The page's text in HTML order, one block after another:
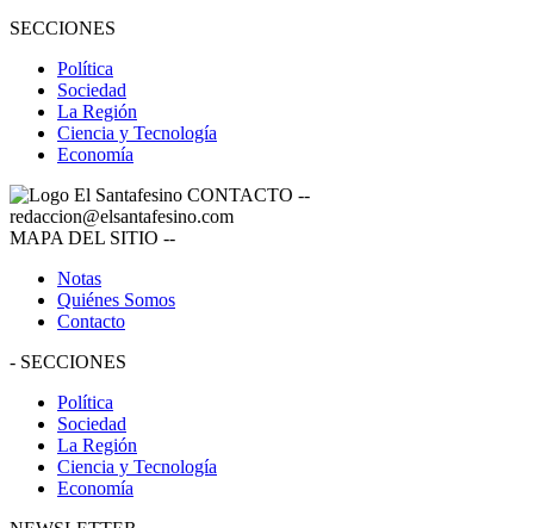
SECCIONES
Política
Sociedad
La Región
Ciencia y Tecnología
Economía
CONTACTO --
redaccion@elsantafesino.com
MAPA DEL SITIO --
Notas
Quiénes Somos
Contacto
- SECCIONES
Política
Sociedad
La Región
Ciencia y Tecnología
Economía